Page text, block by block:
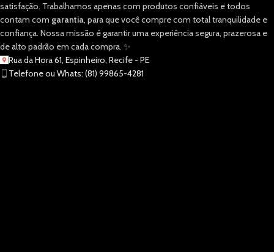
satisfação. Trabalhamos apenas com produtos confiáveis e todos
contam com garantia, para que você compre com total tranquilidade e
confiança. Nossa missão é garantir uma experiência segura, prazerosa e
de alto padrão em cada compra. ✨
Rua da Hora 61, Espinheiro, Recife - PE
Telefone ou Whats: (81) 99865-4281